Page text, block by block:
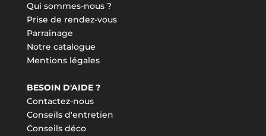
Qui sommes-nous ?
Prise de rendez-vous
Parrainage
Notre catalogue
Mentions légales
BESOIN D'AIDE ?
Contactez-nous
Conseils d'entretien
Conseils déco